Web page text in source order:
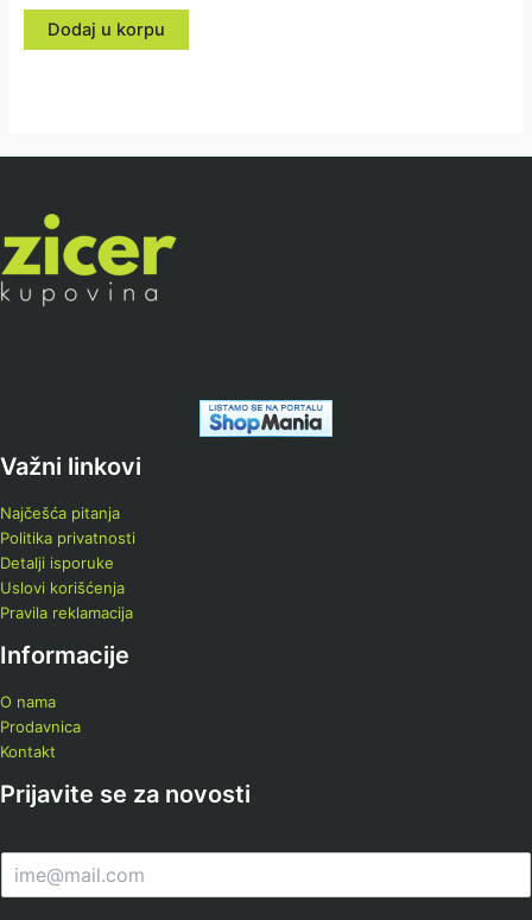
0
Dodaj u korpu
Važni linkovi
Najčešća pitanja
Politika privatnosti
Detalji isporuke
Uslovi korišćenja
Pravila reklamacija
Informacije
O nama
Prodavnica
Kontakt
Prijavite se za novosti
m